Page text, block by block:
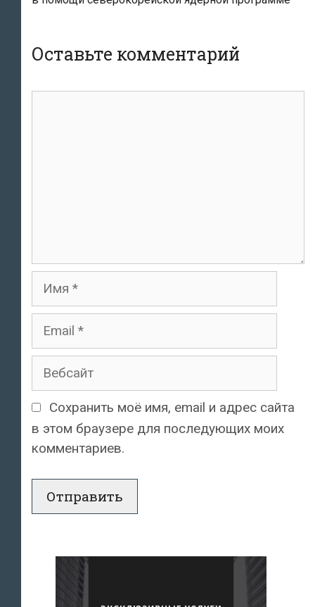
Оставьте комментарий
Имя
Email
Вебсайт
Сохранить моё имя, email и адрес сайта
в этом браузере для последующих моих
комментариев.